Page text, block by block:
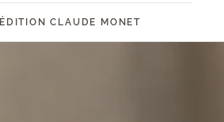
ÉDITION CLAUDE MONET